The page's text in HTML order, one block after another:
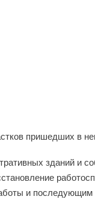
пришедших в
зданий и
и